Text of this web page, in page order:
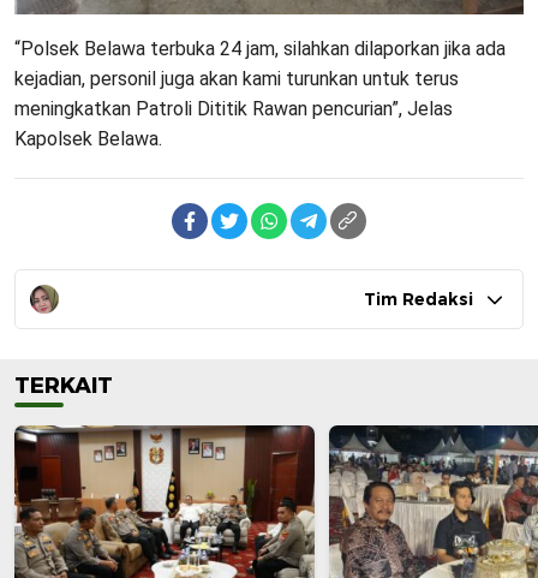
“Polsek Belawa terbuka 24 jam, silahkan dilaporkan jika ada
kejadian, personil juga akan kami turunkan untuk terus
meningkatkan Patroli Dititik Rawan pencurian”, Jelas
Kapolsek Belawa.
Tim Redaksi
TERKAIT